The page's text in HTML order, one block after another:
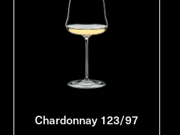
Chardonnay 123/97